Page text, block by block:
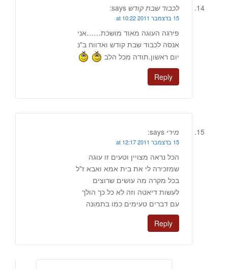
לכבוד שבת קודש says:
15 בדצמבר 2011 at 10:22
פירגה העוגה מאוד מושכת……אני
אנסה לכבוד שבת קודש ואדווח ב"נ
יום ראשון.תודה מכל הלב
Reply
מירי says:
15 בדצמבר 2011 at 12:17
הכל נראה מצויין וטעים זו עוגה
שמזכירה לי את בית אמא ואבא ז"ל
בכל מקרה מה עושים שרוצים
לעשות דיאטה וזה לא כל כך הולך
עם דברים טעימים כמו בתמונה
Reply